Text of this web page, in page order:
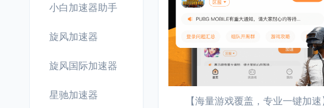
小白加速器助手
旋风加速器
旋风国际加速器
星驰加速器
【海量游戏覆盖，专业一键加速